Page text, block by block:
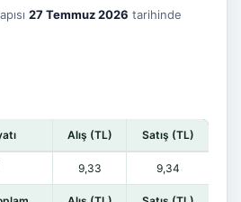
27 Temmuz 2026 tarihinde
Alış (TL) Satış (TL)
9,33 9,34